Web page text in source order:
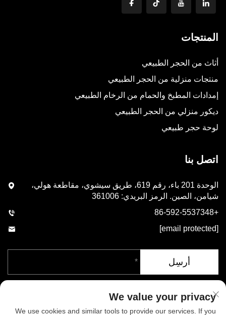
المنتجات
أثاث من الحجر الطبيعي
منتجات منزلية من الحجر الطبيعي
إمدادات المطبخ والحمام من الرخام الطبيعي
ديكور منزلي من الحجر الطبيعي
لوحة حجر طبيعي
اتصل بنا
الوحدة 201 باء، رقم 619، طريق سيشوي، مقاطعة هولي،
شيامن، الصين. الرمز البريدي: 361006
+86-592-5537348
[email protected]
أرسِل
We value your privacy
We use cookies and similar tools to provide our services. If you